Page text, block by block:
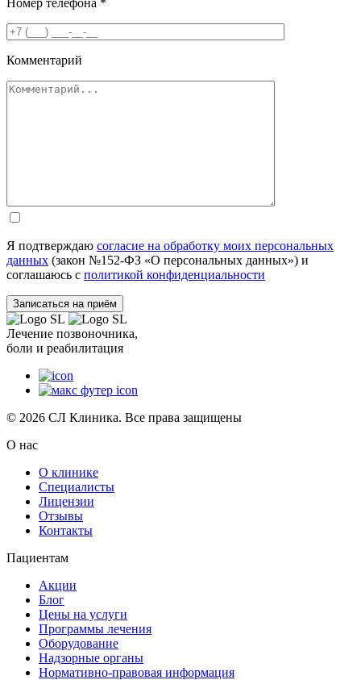
Номер телефона *
Комментарий
Я подтверждаю согласие на обработку моих персональных
данных (закон №152-ФЗ «О персональных данных») и
соглашаюсь с политикой конфиденциальности
Лечение позвоночника,
боли и реабилитация
© 2026 СЛ Клиника. Все права защищены
О нас
О клинике
Специалисты
Лицензии
Отзывы
Контакты
Пациентам
Акции
Блог
Цены на услуги
Программы лечения
Оборудование
Надзорные органы
Нормативно-правовая информация